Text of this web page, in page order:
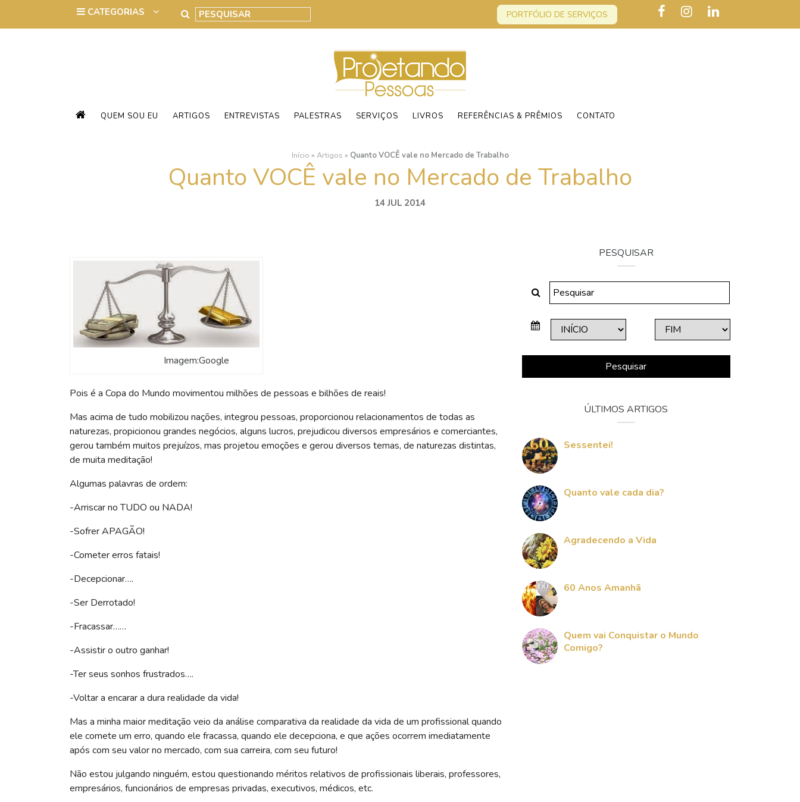
PORTFÓLIO DE SERVIÇOS
QUEM SOU EU ARTIGOS ENTREVISTAS PALESTRAS SERVIÇOS LIVROS REFERÊNCIAS & PRÊMIOS CONTATO
Início » Artigos » Quanto VOCÊ vale no Mercado de Trabalho
Quanto VOCÊ vale no Mercado de Trabalho
14 JUL 2014
Imagem:Google
Pois é a Copa do Mundo movimentou milhões de pessoas e bilhões de reais!
Mas acima de tudo mobilizou nações, integrou pessoas, proporcionou relacionamentos de todas as
naturezas, propicionou grandes negócios, alguns lucros, prejudicou diversos empresários e comerciantes,
gerou também muitos prejuízos, mas projetou emoções e gerou diversos temas, de naturezas distintas,
de muita meditação!
Algumas palavras de ordem:
-Arriscar no TUDO ou NADA!
-Sofrer APAGÃO!
-Cometer erros fatais!
-Decepcionar….
-Ser Derrotado!
-Fracassar……
-Assistir o outro ganhar!
-Ter seus sonhos frustrados….
-Voltar a encarar a dura realidade da vida!
Mas a minha maior meditação veio da análise comparativa da realidade da vida de um profissional quando
ele comete um erro, quando ele fracassa, quando ele decepciona, e que ações ocorrem imediatamente
após com seu valor no mercado, com sua carreira, com seu futuro!
Não estou julgando ninguém, estou questionando méritos relativos de profissionais liberais, professores,
empresários, funcionários de empresas privadas, executivos, médicos, etc.
PESQUISAR
Pesquisar
ÚLTIMOS ARTIGOS
Sessentei!
Quanto vale cada dia?
Agradecendo a Vida
60 Anos Amanhã
Quem vai Conquistar o Mundo
Comigo?